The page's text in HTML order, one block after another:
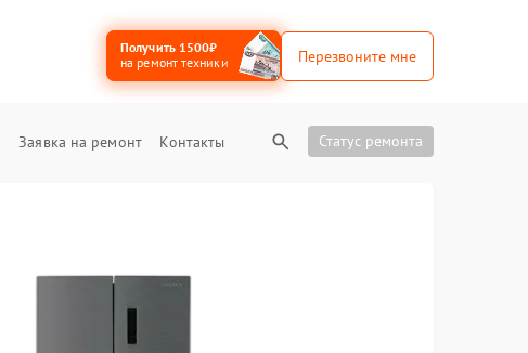
Получить 1500₽
на ремонт техники
Перезвоните мне
Заявка на ремонт Контакты Статус ремонта